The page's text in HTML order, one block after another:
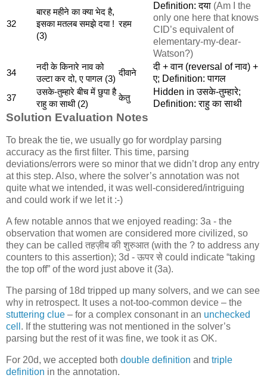
32
बारह महीने का क्या भेद है,
इसका मतलब समझे दया !
(3)
रहम
Definition: दया (Am I the
only one here that knows
CID’s equivalent of
elementary-my-dear-
Watson?)
34
नदी के किनारे नाव को
उल्टा कर दो, ए पागल (3)
दीवाने
दी + वान (reversal of नाव) +
ए; Definition: पागल
37
उसके-तुम्हारे बीच में छुपा है
राहु का साथी (2)
केतु
Hidden in उसके-तुम्हारे;
Definition: राहु का साथी
Solution Evaluation Notes
To break the tie, we usually go for wordplay parsing
accuracy as the first filter. This time, parsing
deviations/errors were so minor that we didn’t drop any entry
at this step. Also, where the solver’s annotation was not
quite what we intended, it was well-considered/intriguing
and could work if we let it :-)
A few notable annos that we enjoyed reading: 3a - the
observation that women are considered more civilized, so
they can be called तहज़ीब की शुरुआत (with the ? to address any
counters to this assertion); 3d - ऊपर से could indicate “taking
the top off” of the word just above it (3a).
The parsing of 18d tripped up many solvers, and we can see
why in retrospect. It uses a not-too-common device – the
stuttering clue – for a complex consonant in an unchecked
cell . If the stuttering was not mentioned in the solver’s
parsing but the rest of it was fine, we took it as OK.
For 20d, we accepted both double definition and triple
definition in the annotation.